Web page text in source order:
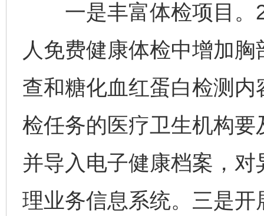
一是丰富体检项目。
人免费健康体检中增加
查和糖化血红蛋白检测
检任务的医疗卫生机构
并导入电子健康档案，
理业务信息系统。三是